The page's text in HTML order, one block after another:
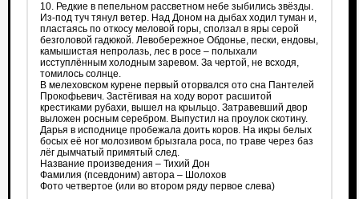
10. Редкие в пепельном рассветном небе зыбились звёзды.
Из‑под туч тянул ветер. Над Доном на дыбах ходил туман и,
пластаясь по откосу меловой горы, сползал в яры серой
безголовой гадюкой. Левобережное Обдонье, пески, ендовы,
камышистая непролазь, лес в росе – полыхали
исступлённым холодным заревом. За чертой, не всходя,
томилось солнце.
В мелеховском курене первый оторвался ото сна Пантелей
Прокофьевич. Застёгивая на ходу ворот расшитой
крестиками рубахи, вышел на крыльцо. Затравевший двор
выложен росным серебром. Выпустил на проулок скотину.
Дарья в исподнице пробежала доить коров. На икры белых
босых её ног молозивом брызгала роса, по траве через баз
лёг дымчатый примятый след.
Название произведения – Тихий Дон
Фамилия (псевдоним) автора – Шолохов
Фото четвертое (или во втором ряду первое слева)